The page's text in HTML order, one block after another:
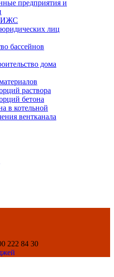
предприятия и
ИЖС
лиц
бассейнов
дома
раствора
бетона
в котельной
вентканала
222 84 30